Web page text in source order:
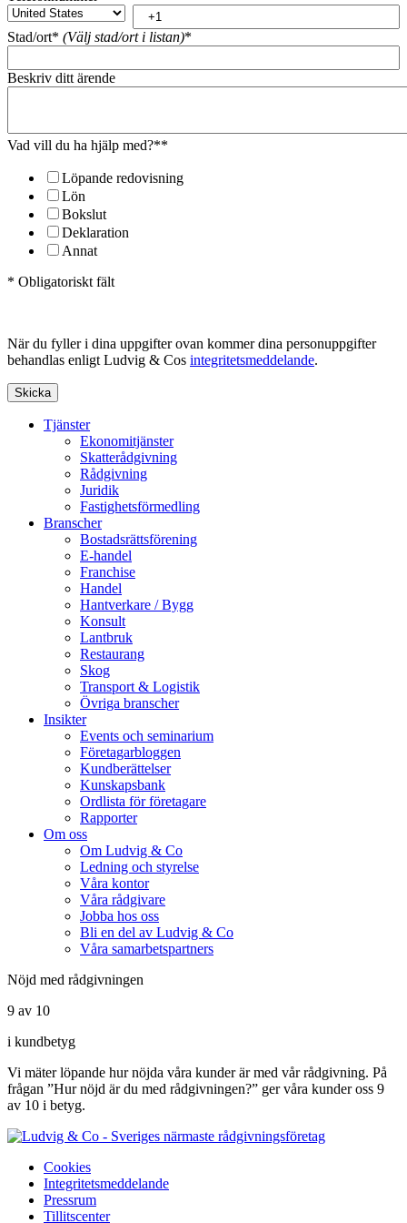
Stad/ort* (Välj stad/ort i listan)*
Beskriv ditt ärende
Vad vill du ha hjälp med?**
Löpande redovisning
Lön
Bokslut
Deklaration
Annat
* Obligatoriskt fält
När du fyller i dina uppgifter ovan kommer dina personuppgifter
behandlas enligt Ludvig & Cos integritetsmeddelande.
Tjänster
Ekonomitjänster
Skatterådgivning
Rådgivning
Juridik
Fastighetsförmedling
Branscher
Bostadsrättsförening
E-handel
Franchise
Handel
Hantverkare / Bygg
Konsult
Lantbruk
Restaurang
Skog
Transport & Logistik
Övriga branscher
Insikter
Events och seminarium
Företagarbloggen
Kundberättelser
Kunskapsbank
Ordlista för företagare
Rapporter
Om oss
Om Ludvig & Co
Ledning och styrelse
Våra kontor
Våra rådgivare
Jobba hos oss
Bli en del av Ludvig & Co
Våra samarbetspartners
Nöjd med rådgivningen
9 av 10
i kundbetyg
Vi mäter löpande hur nöjda våra kunder är med vår rådgivning. På
frågan ”Hur nöjd är du med rådgivningen?” ger våra kunder oss 9
av 10 i betyg.
Cookies
Integritetsmeddelande
Pressrum
Tillitscenter